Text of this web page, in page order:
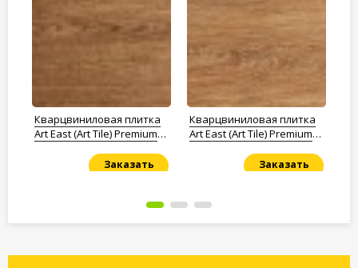
Кварцвиниловая плитка
Art East (Art Tile) Premium
Заказать
Кварцвиниловая плитка
Art East (Art Tile) Premium
Заказать